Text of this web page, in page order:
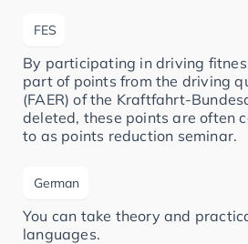
FES
By participating in driving
part of points from the driving
(FAER) of the Kraftfahrt-
deleted, these points are often
to as points reduction seminar.
German
You can take theory and
languages.